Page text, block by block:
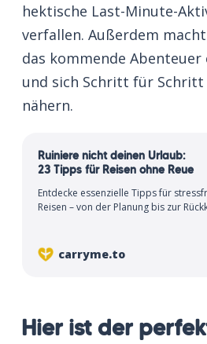
hektische Last-Minute-
verfallen. Außerdem
das kommende
und sich Schritt für Schritt
nähern.
Ruiniere nicht deinen Urlaub:
23 Tipps für Reisen ohne Reue
Entdecke essenzielle Tipps für
Reisen – von der Planung bis zur
carryme.to
Hier ist der